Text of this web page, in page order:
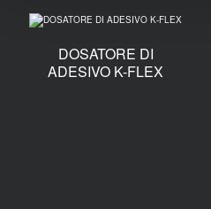
DOSATORE DI
ADESIVO K-FLEX